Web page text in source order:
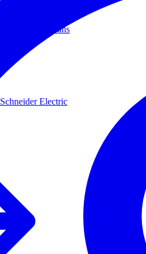
Centelsa by Nexans
Schneider Electric